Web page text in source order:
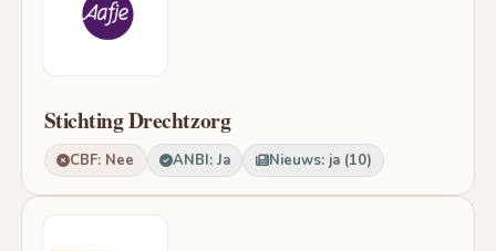
Stichting Drechtzorg
CBF: Nee ANBI: Ja Nieuws: ja (10)